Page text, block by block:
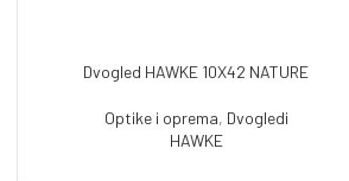
Dvogled HAWKE 10X42 NATURE
Optike i oprema, Dvogledi
HAWKE